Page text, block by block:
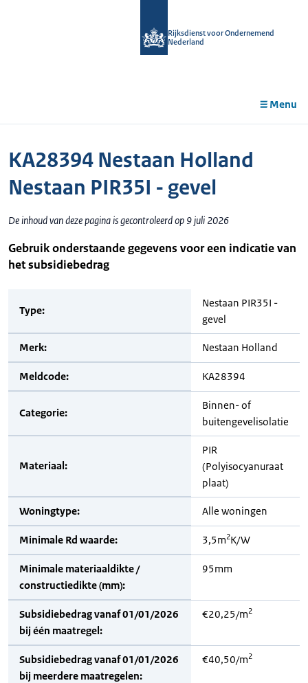
Rijksdienst voor Ondernemend
Nederland
Menu
KA28394 Nestaan Holland
Nestaan PIR35I - gevel
De inhoud van deze pagina is gecontroleerd op 9 juli 2026
Gebruik onderstaande gegevens voor een indicatie van
het subsidiebedrag
Type:
Nestaan PIR35I -
gevel
Merk: Nestaan Holland
Meldcode: KA28394
Categorie:
Binnen- of
buitengevelisolatie
Materiaal:
PIR
(Polyisocyanuraat
plaat)
Woningtype: Alle woningen
Minimale Rd waarde: 3,5m2K/W
Minimale materiaaldikte /
constructiedikte (mm):
95mm
Subsidiebedrag vanaf 01/01/2026
bij één maatregel:
€20,25/m2
Subsidiebedrag vanaf 01/01/2026
bij meerdere maatregelen:
€40,50/m2